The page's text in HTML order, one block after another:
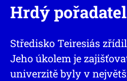
Hrdý pořadatel
Středisko Teiresiás
Jeho úkolem je
univerzitě byly v